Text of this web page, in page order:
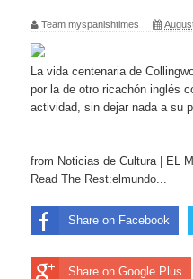
Team myspanishtimes
La vida centenaria de
por la de otro ricachón inglés
actividad, sin dejar nada a su
from Noticias de Cultura | EL
Read The Rest:elmundo...
Share on Facebook
Share on Google Plus